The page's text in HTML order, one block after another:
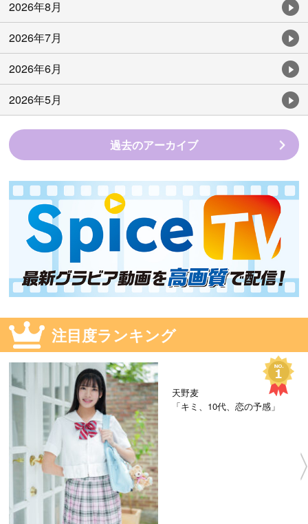
2026年8月
2026年7月
2026年6月
2026年5月
過去のアーカイブ
注目度ランキング
天野麦
「キミ、10代、恋の予感」